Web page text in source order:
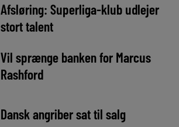
Afsløring: Superliga-klub udlejer
stort talent
Vil sprænge banken for Marcus
Rashford
Dansk angriber sat til salg